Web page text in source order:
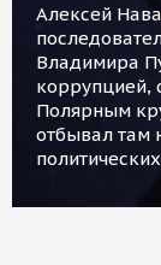
Алексей
Владимира
коррупцией,
Полярным
отбывал там